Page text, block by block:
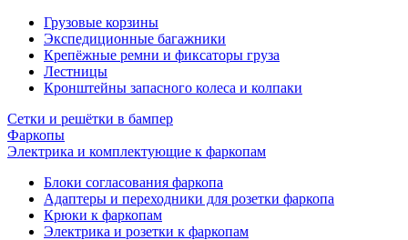
Грузовые корзины
Экспедиционные багажники
Крепёжные ремни и фиксаторы груза
Лестницы
Кронштейны запасного колеса и колпаки
Сетки и решётки в бампер
Фаркопы
Электрика и комплектующие к фаркопам
Блоки согласования фаркопа
Адаптеры и переходники для розетки фаркопа
Крюки к фаркопам
Электрика и розетки к фаркопам